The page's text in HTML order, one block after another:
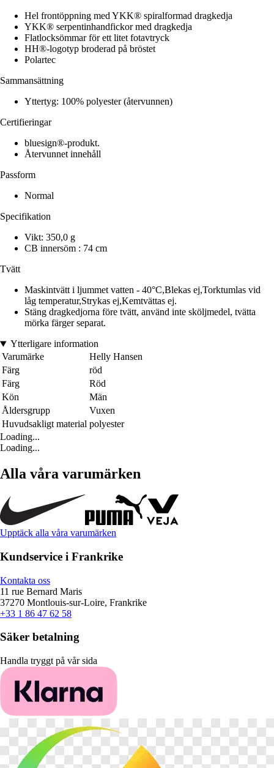
Hel frontöppning med YKK® spiralformad dragkedja
YKK® serpentinhandfickor med dragkedja
Flatlocksömmar för ett litet fotavtryck
HH®-logotyp broderad på bröstet
Polartec
Sammansättning
Yttertyg: 100% polyester (återvunnen)
Certifieringar
bluesign®-produkt.
Återvunnet innehåll
Passform
Normal
Specifikation
Vikt: 350,0 g
CB innersöm : 74 cm
Tvätt
Maskintvätt i ljummet vatten - 40°C,Blekas ej,Torktumlas vid
låg temperatur,Strykas ej,Kemtvättas ej.
Stäng dragkedjorna före tvätt, använd inte sköljmedel, tvätta
mörka färger separat.
Ytterligare information
Varumärke
Helly Hansen
Färg
röd
Färg
Röd
Kön
Män
Åldersgrupp
Vuxen
Huvudsakligt material polyester
Loading...
Loading...
Alla våra varumärken
Upptäck alla våra varumärken
Kundservice i Frankrike
Kontakta oss
11 rue Bernard Maris
37270 Montlouis-sur-Loire, Frankrike
+33 1 86 47 62 58
Säker betalning
Handla tryggt på vår sida